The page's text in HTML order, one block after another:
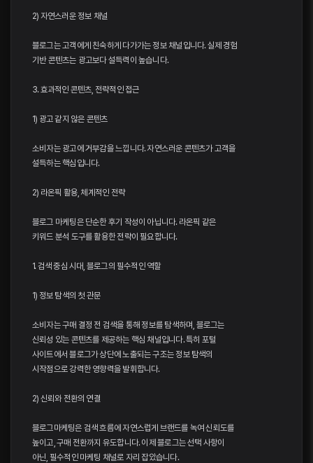
2) 자연스러운 정보 채널
블로그는 고객에게 친숙하게 다가가는 정보 채널입니다. 실제 경험
기반 콘텐츠는 광고보다 설득력이 높습니다.
3. 효과적인 콘텐츠, 전략적인 접근
1) 광고 같지 않은 콘텐츠
소비자는 광고에 거부감을 느낍니다. 자연스러운 콘텐츠가 고객을
설득하는 핵심입니다.
2) 라온픽 활용, 체계적인 전략
블로그 마케팅은 단순한 후기 작성이 아닙니다. 라온픽 같은
키워드 분석 도구를 활용한 전략이 필요합니다.
1. 검색 중심 시대, 블로그의 필수적인 역할
1) 정보 탐색의 첫 관문
소비자는 구매 결정 전 검색을 통해 정보를 탐색하며, 블로그는
신뢰성 있는 콘텐츠를 제공하는 핵심 채널입니다. 특히 포털
사이트에서 블로그가 상단에 노출되는 구조는 정보 탐색의
시작점으로 강력한 영향력을 발휘합니다.
2) 신뢰와 전환의 연결
블로그마케팅은 검색 흐름에 자연스럽게 브랜드를 녹여 신뢰도를
높이고, 구매 전환까지 유도합니다. 이제 블로그는 선택 사항이
아닌, 필수적인 마케팅 채널로 자리 잡았습니다.